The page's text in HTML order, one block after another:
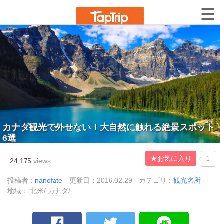
カナダ観光で外せない！大自然に触れる絶景スポット
6選
24,175 views ★お気に入り 1
投稿者： nanofate 更新日：2016.02.29 カテゴリ： 観光名所
地域： 北米/ カナダ/